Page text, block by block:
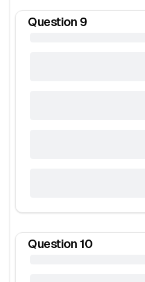
Question 9
Question 10